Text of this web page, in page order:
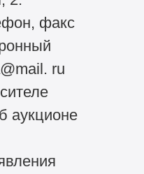
факс
ru
аукционе